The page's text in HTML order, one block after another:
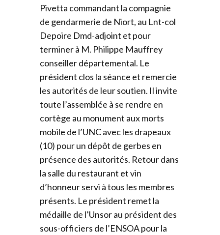
Pivetta commandant la compagnie
de gendarmerie de Niort, au Lnt-col
Depoire Dmd-adjoint et pour
terminer à M. Philippe Mauffrey
conseiller départemental. Le
président clos la séance et remercie
les autorités de leur soutien. Il invite
toute l’assemblée à se rendre en
cortège au monument aux morts
mobile de l’UNC avec les drapeaux
(10) pour un dépôt de gerbes en
présence des autorités. Retour dans
la salle du restaurant et vin
d’honneur servi à tous les membres
présents. Le président remet la
médaille de l’Unsor au président des
sous-officiers de l’ENSOA pour la